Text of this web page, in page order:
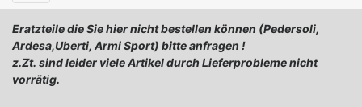
Eratzteile die Sie hier nicht bestellen können (Pedersoli,
Ardesa,Uberti, Armi Sport) bitte anfragen !
z.Zt. sind leider viele Artikel durch Lieferprobleme nicht
vorrätig.